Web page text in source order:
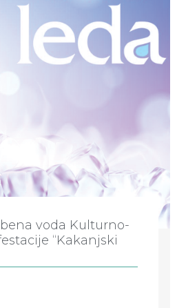
voda Kulturno-
“Kakanjski